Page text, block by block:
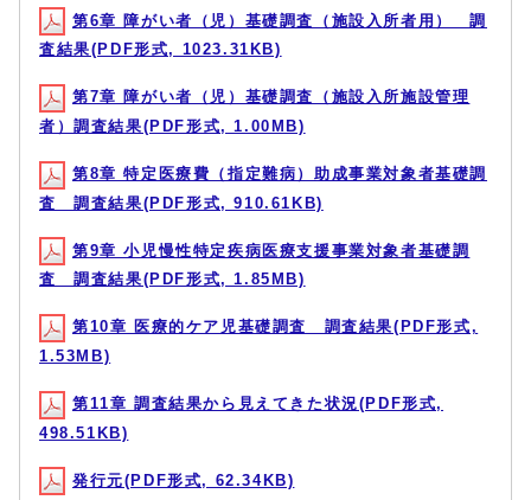
第6章 障がい者（児）基礎調査（施設入所者用） 調
査結果(PDF形式, 1023.31KB)
第7章 障がい者（児）基礎調査（施設入所施設管理
者）調査結果(PDF形式, 1.00MB)
第8章 特定医療費（指定難病）助成事業対象者基礎調
査 調査結果(PDF形式, 910.61KB)
第9章 小児慢性特定疾病医療支援事業対象者基礎調
査 調査結果(PDF形式, 1.85MB)
第10章 医療的ケア児基礎調査 調査結果(PDF形式,
1.53MB)
第11章 調査結果から見えてきた状況(PDF形式,
498.51KB)
発行元(PDF形式, 62.34KB)